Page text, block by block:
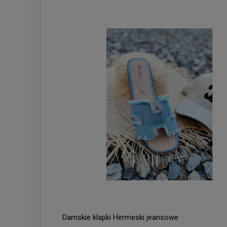
Damskie klapki Hermeski jeansowe